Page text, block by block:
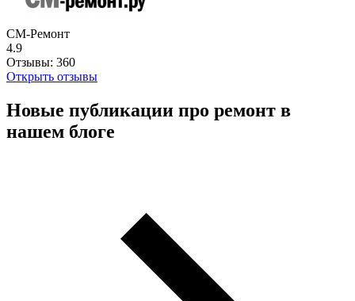
СМ-Ремонт
4.9
Отзывы: 360
Открыть отзывы
Новые публикации про ремонт в
нашем блоге